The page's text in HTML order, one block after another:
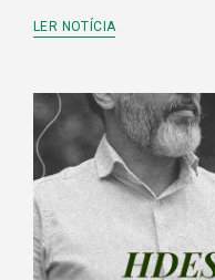
LER NOTÍCIA